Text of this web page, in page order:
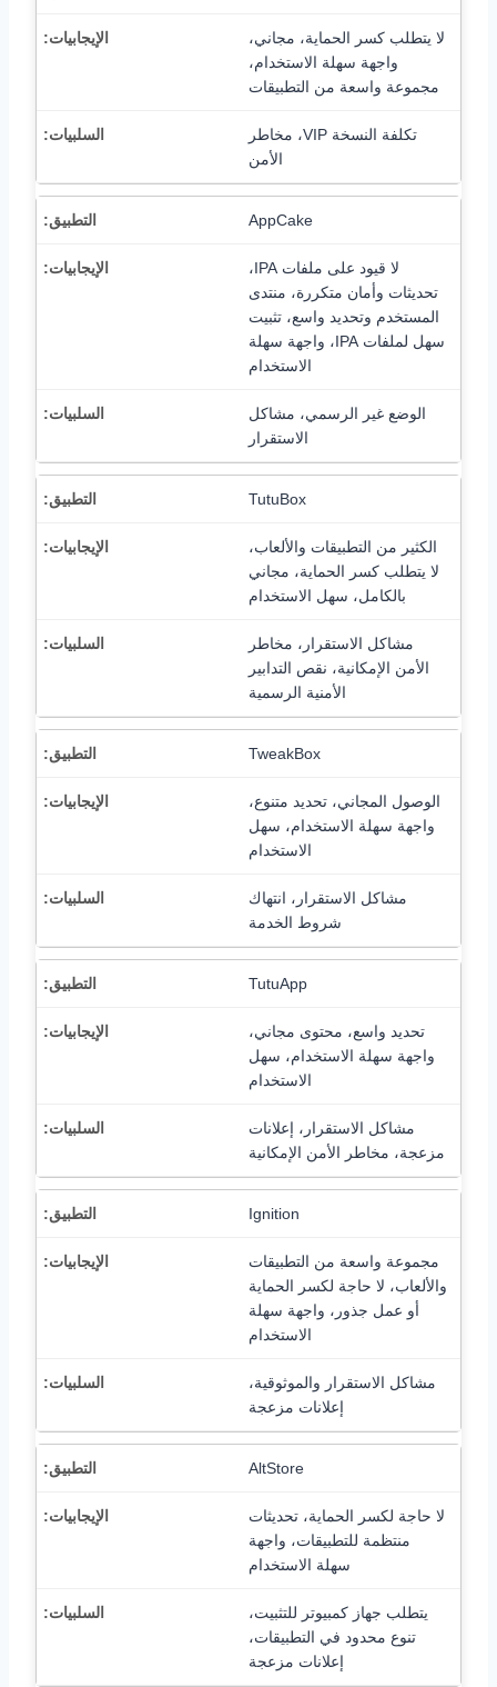
لا يتطلب كسر الحماية، مجاني،
واجهة سهلة الاستخدام،
مجموعة واسعة من التطبيقات
تكلفة النسخة VIP، مخاطر
الأمن
AppCake
لا قيود على ملفات IPA،
تحديثات وأمان متكررة، منتدى
المستخدم وتحديد واسع، تثبيت
سهل لملفات IPA، واجهة سهلة
الاستخدام
الوضع غير الرسمي، مشاكل
الاستقرار
TutuBox
الكثير من التطبيقات والألعاب،
لا يتطلب كسر الحماية، مجاني
بالكامل، سهل الاستخدام
مشاكل الاستقرار، مخاطر
الأمن الإمكانية، نقص التدابير
الأمنية الرسمية
TweakBox
الوصول المجاني، تحديد متنوع،
واجهة سهلة الاستخدام، سهل
الاستخدام
مشاكل الاستقرار، انتهاك
شروط الخدمة
TutuApp
تحديد واسع، محتوى مجاني،
واجهة سهلة الاستخدام، سهل
الاستخدام
مشاكل الاستقرار، إعلانات
مزعجة، مخاطر الأمن الإمكانية
Ignition
مجموعة واسعة من التطبيقات
والألعاب، لا حاجة لكسر الحماية
أو عمل جذور، واجهة سهلة
الاستخدام
مشاكل الاستقرار والموثوقية،
إعلانات مزعجة
AltStore
لا حاجة لكسر الحماية، تحديثات
منتظمة للتطبيقات، واجهة
سهلة الاستخدام
يتطلب جهاز كمبيوتر للتثبيت،
تنوع محدود في التطبيقات،
إعلانات مزعجة